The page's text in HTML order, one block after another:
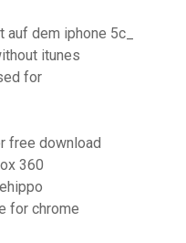
dem iphone 5c_
itunes
for
free download
360
for chrome